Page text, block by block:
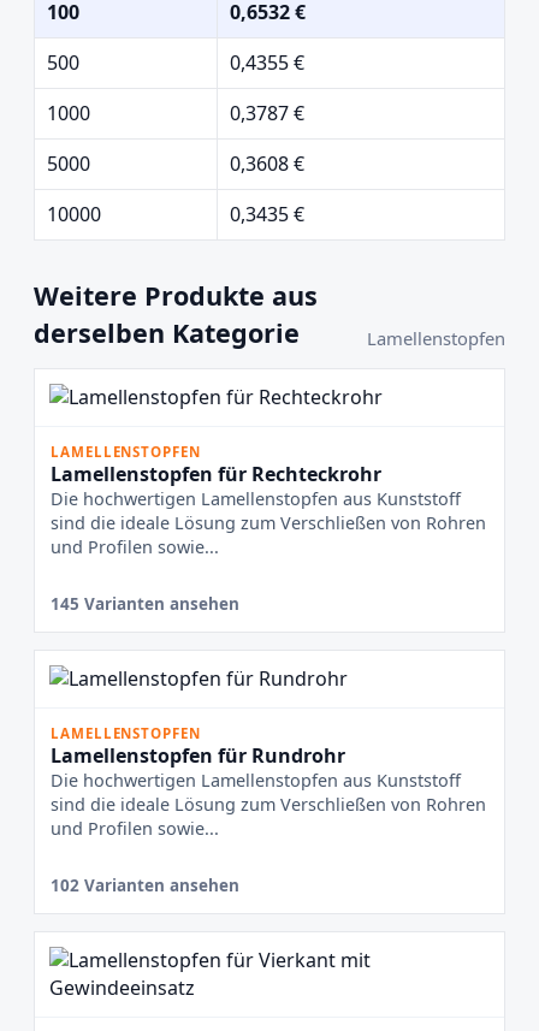
100
0,6532 €
500
0,4355 €
1000
0,3787 €
5000
0,3608 €
10000
0,3435 €
Weitere Produkte aus
derselben Kategorie
Lamellenstopfen
LAMELLENSTOPFEN
Lamellenstopfen für Rechteckrohr
Die hochwertigen Lamellenstopfen aus Kunststoff
sind die ideale Lösung zum Verschließen von Rohren
und Profilen sowie...
145 Varianten ansehen
LAMELLENSTOPFEN
Lamellenstopfen für Rundrohr
Die hochwertigen Lamellenstopfen aus Kunststoff
sind die ideale Lösung zum Verschließen von Rohren
und Profilen sowie...
102 Varianten ansehen